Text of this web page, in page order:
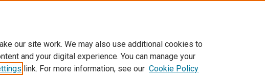
© 2026 Elsevier, ses concédants de licence et ses contributeurs. Tout les droits sont réservés,
our site work. We may also use additional cookies to
and your digital experience. You can manage your
link. For more information, see our Cookie Policy